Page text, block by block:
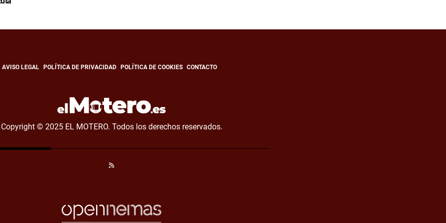
AVISO LEGAL POLÍTICA DE PRIVACIDAD POLÍTICA DE COOKIES CONTACTO
Copyright © 2025 EL MOTERO. Todos los derechos reservados.